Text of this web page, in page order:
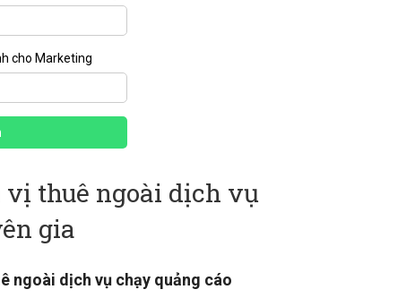
cho Marketing
thuê ngoài dịch vụ
gia
ngoài dịch vụ chạy quảng cáo